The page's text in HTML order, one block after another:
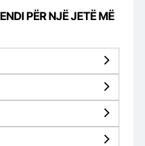
PËR NJË JETË MË